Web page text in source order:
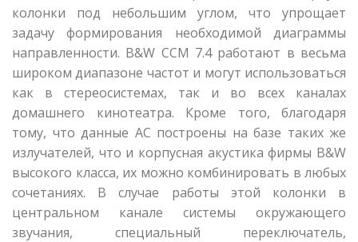
колонки под небольшим углом, что упрощает
задачу формирования необходимой диаграммы
направленности. B&W CCM 7.4 работают в весьма
широком диапазоне частот и могут использоваться
как в стереосистемах, так и во всех каналах
домашнего кинотеатра. Кроме того, благодаря
тому, что данные АС построены на базе таких же
излучателей, что и корпусная акустика фирмы B&W
высокого класса, их можно комбинировать в любых
сочетаниях. В случае работы этой колонки в
центральном канале системы окружающего
звучания, специальный переключатель,